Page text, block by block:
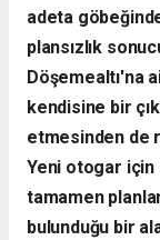
adeta
plansızlık
Döşemealtı'na
kendisine bir
etmesinden de
Yeni otogar için
tamamen
bulunduğu bir